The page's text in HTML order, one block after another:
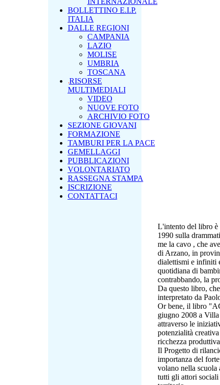
BOLLETTINO E.I.P.
ITALIA
DALLE REGIONI
CAMPANIA
LAZIO
MOLISE
UMBRIA
TOSCANA
RISORSE
MULTIMEDIALI
VIDEO
NUOVE FOTO
ARCHIVIO FOTO
SEZIONE GIOVANI
FORMAZIONE
TAMBURI PER LA PACE
GEMELLAGGI
PUBBLICAZIONI
VOLONTARIATO
RASSEGNA STAMPA
ISCRIZIONE
CONTATTACI
L'intento del libro è
1990 sulla
me la cavo , che
di Arzano, in
dialettismi e infiniti
quotidiana di
contrabbando, la
Da questo libro,
interpretato da
Or bene, il libro
giugno 2008 a
attraverso le
potenzialità
ricchezza
Il Progetto di
importanza del
volano nella scuola
tutti gli attori sociali